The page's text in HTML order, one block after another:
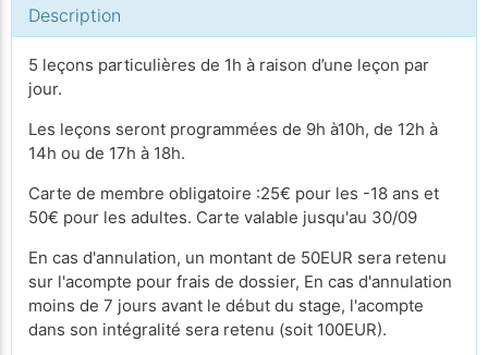
Description
5 leçons particulières de 1h à raison d’une leçon par
jour.
Les leçons seront programmées de 9h à10h, de 12h à
14h ou de 17h à 18h.
Carte de membre obligatoire :25€ pour les -18 ans et
50€ pour les adultes. Carte valable jusqu'au 30/09
En cas d'annulation, un montant de 50EUR sera retenu
sur l'acompte pour frais de dossier, En cas d'annulation
moins de 7 jours avant le début du stage, l'acompte
dans son intégralité sera retenu (soit 100EUR).